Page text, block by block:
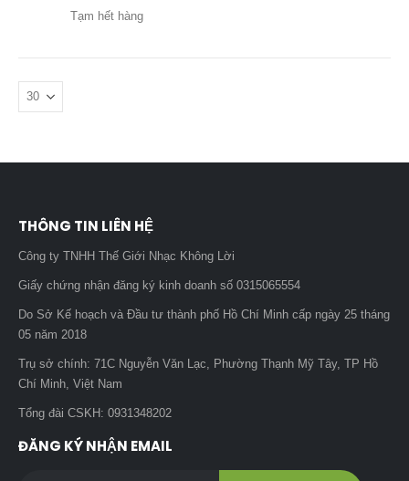
Tạm hết hàng
THÔNG TIN LIÊN HỆ
Công ty TNHH Thế Giới Nhạc Không Lời
Giấy chứng nhận đăng ký kinh doanh số 0315065554
Do Sở Kế hoạch và Đầu tư thành phố Hồ Chí Minh cấp ngày 25 tháng
05 năm 2018
Trụ sở chính: 71C Nguyễn Văn Lạc, Phường Thạnh Mỹ Tây, TP Hồ
Chí Minh, Việt Nam
Tổng đài CSKH: 0931348202
ĐĂNG KÝ NHẬN EMAIL